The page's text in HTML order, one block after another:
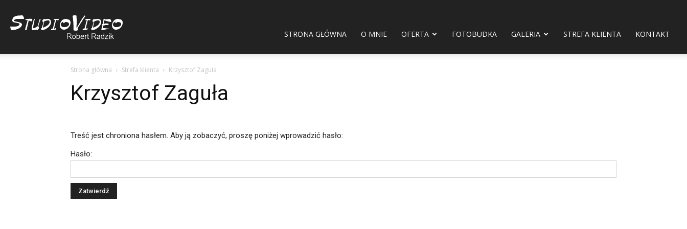
Studio
Robert
STRONA GŁÓWNA O MNIE OFERTA FOTOBUDKA GALERIA STREFA KLIENTA KONTAKT
Strona główna Strefa klienta Krzysztof Zaguła
Krzysztof Zaguła
Treść jest chroniona hasłem. Aby ją zobaczyć, proszę poniżej wprowadzić hasło:
Hasło: